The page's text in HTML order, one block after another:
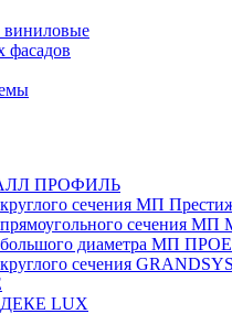
виниловые
фасадов
ПРОФИЛЬ
сечения МП
сечения МП
большого диаметра МП
сечения
ДЕКЕ LUX